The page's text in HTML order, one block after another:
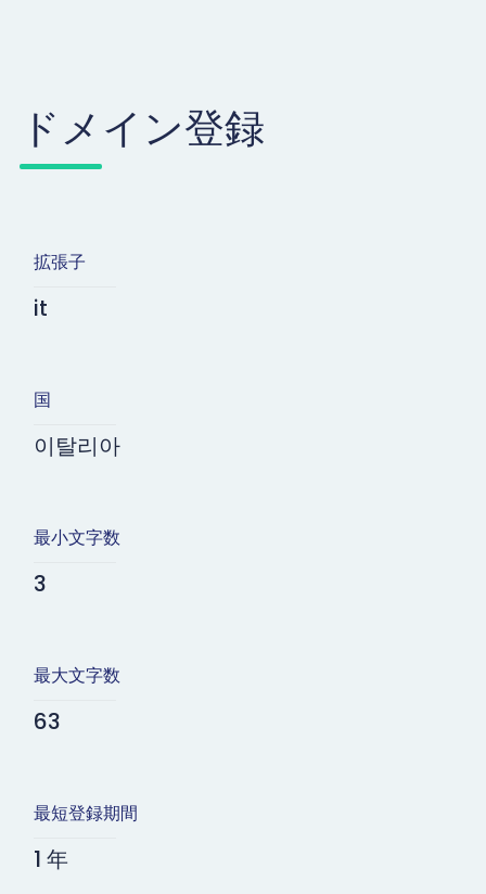
ドメイン登録
拡張子
it
国
이탈리아
最小文字数
3
最大文字数
63
最短登録期間
1 年